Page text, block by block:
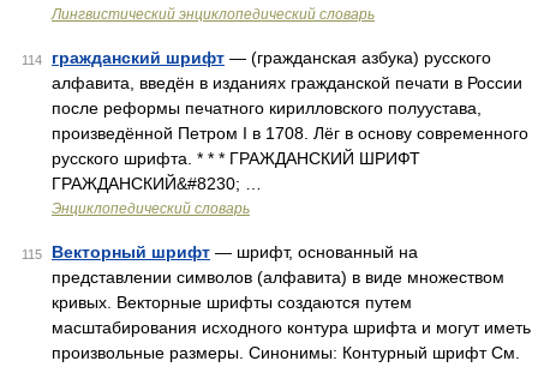
Лингвистический энциклопедический словарь
114 гражданский шрифт — (гражданская азбука) русского
алфавита, введён в изданиях гражданской печати в России
после реформы печатного кирилловского полуустава,
произведённой Петром I в 1708. Лёг в основу современного
русского шрифта. * * * ГРАЖДАНСКИЙ ШРИФТ
ГРАЖДАНСКИЙ&#8230; …
Энциклопедический словарь
115 Векторный шрифт — шрифт, основанный на
представлении символов (алфавита) в виде множеством
кривых. Векторные шрифты создаются путем
масштабирования исходного контура шрифта и могут иметь
произвольные размеры. Синонимы: Контурный шрифт См.